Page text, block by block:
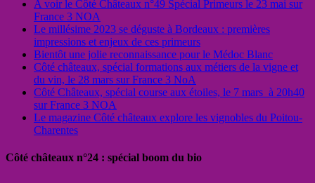
A voir le Côté Châteaux n°49 Spécial Primeurs le 23 mai sur
France 3 NOA
Le millésime 2023 se déguste à Bordeaux : premières
impressions et enjeux de ces primeurs
Bientôt une jolie reconnaissance pour le Médoc Blanc
Côté châteaux, spécial formations aux métiers de la vigne et
du vin, le 28 mars sur France 3 NoA
Côté Châteaux, spécial course aux étoiles, le 7 mars à 20h40
sur France 3 NOA
Le magazine Côté châteaux explore les vignobles du Poitou-
Charentes
Côté châteaux n°24 : spécial boom du bio